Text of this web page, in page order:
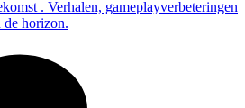
. Verhalen, gameplayverbeteringen
horizon.